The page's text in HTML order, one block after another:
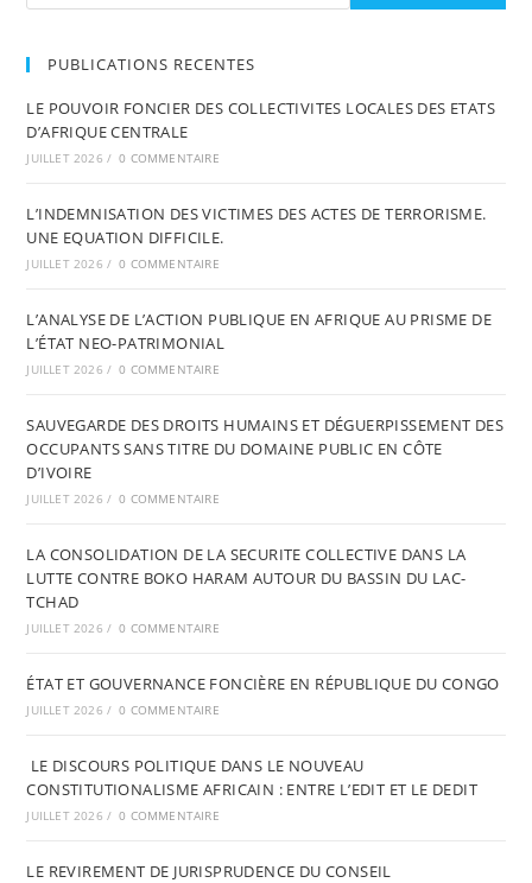
PUBLICATIONS RECENTES
LE POUVOIR FONCIER DES COLLECTIVITES LOCALES DES ETATS
D’AFRIQUE CENTRALE
JUILLET 2026 / 0 COMMENTAIRE
L’INDEMNISATION DES VICTIMES DES ACTES DE TERRORISME.
UNE EQUATION DIFFICILE.
JUILLET 2026 / 0 COMMENTAIRE
L’ANALYSE DE L’ACTION PUBLIQUE EN AFRIQUE AU PRISME DE
L’ÉTAT NEO-PATRIMONIAL
JUILLET 2026 / 0 COMMENTAIRE
SAUVEGARDE DES DROITS HUMAINS ET DÉGUERPISSEMENT DES
OCCUPANTS SANS TITRE DU DOMAINE PUBLIC EN CÔTE
D’IVOIRE
JUILLET 2026 / 0 COMMENTAIRE
LA CONSOLIDATION DE LA SECURITE COLLECTIVE DANS LA
LUTTE CONTRE BOKO HARAM AUTOUR DU BASSIN DU LAC-
TCHAD
JUILLET 2026 / 0 COMMENTAIRE
ÉTAT ET GOUVERNANCE FONCIÈRE EN RÉPUBLIQUE DU CONGO
JUILLET 2026 / 0 COMMENTAIRE
LE DISCOURS POLITIQUE DANS LE NOUVEAU
CONSTITUTIONALISME AFRICAIN : ENTRE L’EDIT ET LE DEDIT
JUILLET 2026 / 0 COMMENTAIRE
LE REVIREMENT DE JURISPRUDENCE DU CONSEIL